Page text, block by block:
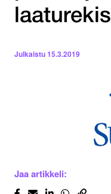
Julkaistu15.3.2019
Jaa artikkeli: